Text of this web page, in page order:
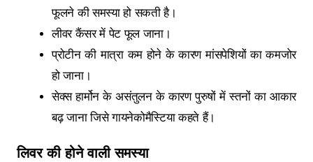
फूलने की समस्‍या हो सकती है।
लीवर कैंसर में पेट फूल जाना।
प्रोटीन की मात्रा कम होने के कारण मांसपेशियों का कमजोर
हो जाना।
सेक्‍स हार्मोन के असंतुलन के कारण पुरुषों में स्तनों का आकार
बढ़ जाना जिसे गायनेकोमैस्टिया कहते हैं।
लिवर की होने वाली समस्या